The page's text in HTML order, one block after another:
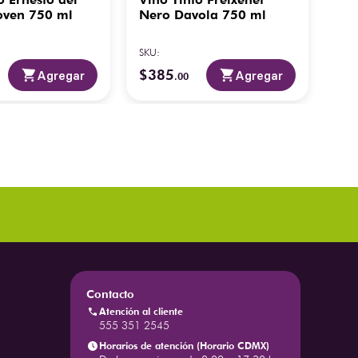
750 ml
Agregar
Nero Davola 750 ml
SKU:
$385.00 Agregar
Contacto
Atención al cliente
555 351 2545
Horarios de atención (Horario CDMX)